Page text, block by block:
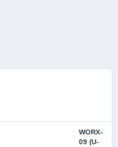
WORX-
09 (U-